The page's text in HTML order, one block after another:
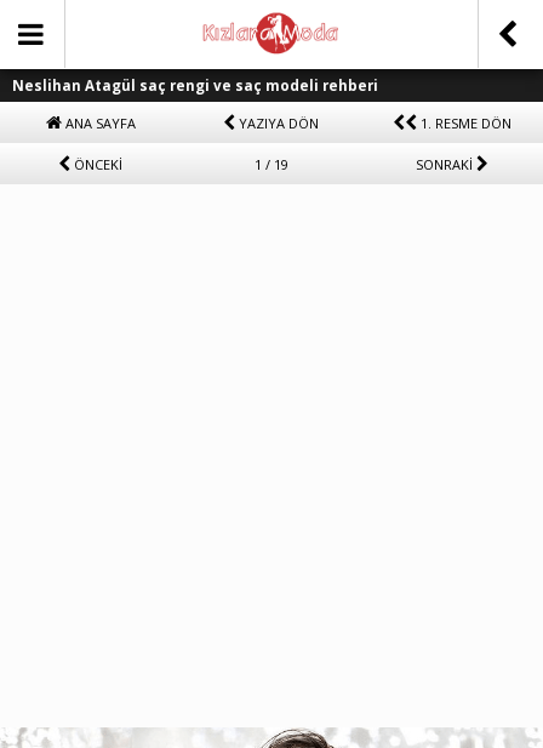
Neslihan Atagül saç rengi ve saç modeli rehberi
ANA SAYFA YAZIYA DÖN 1. RESME DÖN
ÖNCEKİ 1 / 19 SONRAKİ